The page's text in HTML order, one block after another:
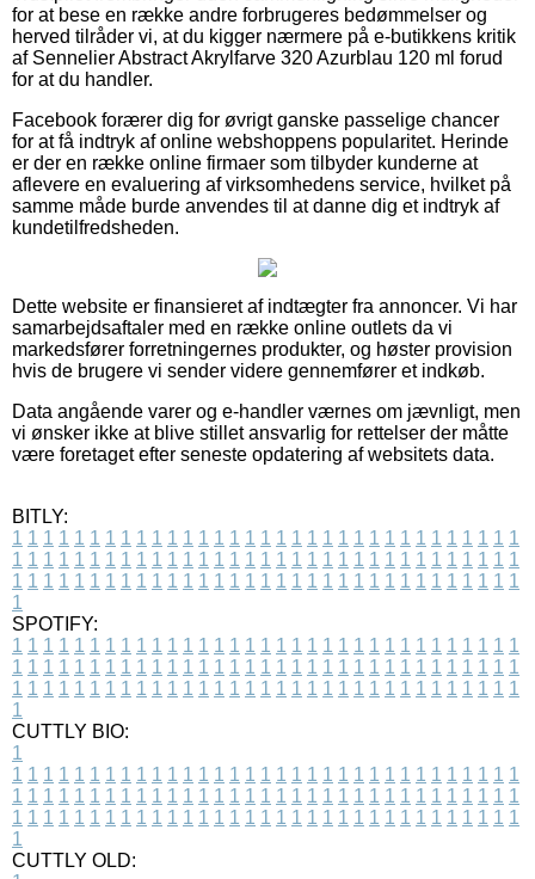
for at bese en række andre forbrugeres bedømmelser og
herved tilråder vi, at du kigger nærmere på e-butikkens kritik
af Sennelier Abstract Akrylfarve 320 Azurblau 120 ml forud
for at du handler.
Facebook forærer dig for øvrigt ganske passelige chancer
for at få indtryk af online webshoppens popularitet. Herinde
er der en række online firmaer som tilbyder kunderne at
aflevere en evaluering af virksomhedens service, hvilket på
samme måde burde anvendes til at danne dig et indtryk af
kundetilfredsheden.
Dette website er finansieret af indtægter fra annoncer. Vi har
samarbejdsaftaler med en række online outlets da vi
markedsfører forretningernes produkter, og høster provision
hvis de brugere vi sender videre gennemfører et indkøb.
Data angående varer og e-handler værnes om jævnligt, men
vi ønsker ikke at blive stillet ansvarlig for rettelser der måtte
være foretaget efter seneste opdatering af websitets data.
BITLY:
1 1 1 1 1 1 1 1 1 1 1 1 1 1 1 1 1 1 1 1 1 1 1 1 1 1 1 1 1 1 1 1 1
1 1 1 1 1 1 1 1 1 1 1 1 1 1 1 1 1 1 1 1 1 1 1 1 1 1 1 1 1 1 1 1 1
1 1 1 1 1 1 1 1 1 1 1 1 1 1 1 1 1 1 1 1 1 1 1 1 1 1 1 1 1 1 1 1 1
1
SPOTIFY:
1 1 1 1 1 1 1 1 1 1 1 1 1 1 1 1 1 1 1 1 1 1 1 1 1 1 1 1 1 1 1 1 1
1 1 1 1 1 1 1 1 1 1 1 1 1 1 1 1 1 1 1 1 1 1 1 1 1 1 1 1 1 1 1 1 1
1 1 1 1 1 1 1 1 1 1 1 1 1 1 1 1 1 1 1 1 1 1 1 1 1 1 1 1 1 1 1 1 1
1
CUTTLY BIO:
1
1 1 1 1 1 1 1 1 1 1 1 1 1 1 1 1 1 1 1 1 1 1 1 1 1 1 1 1 1 1 1 1 1
1 1 1 1 1 1 1 1 1 1 1 1 1 1 1 1 1 1 1 1 1 1 1 1 1 1 1 1 1 1 1 1 1
1 1 1 1 1 1 1 1 1 1 1 1 1 1 1 1 1 1 1 1 1 1 1 1 1 1 1 1 1 1 1 1 1
1
CUTTLY OLD: